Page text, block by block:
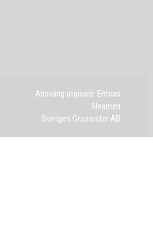
Ansvarig utgivare: Ermias
Neamen
Sveriges Grossister AB